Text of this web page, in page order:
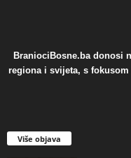
BraniociBosne.ba donosi
regiona i svijeta, s
Više objava